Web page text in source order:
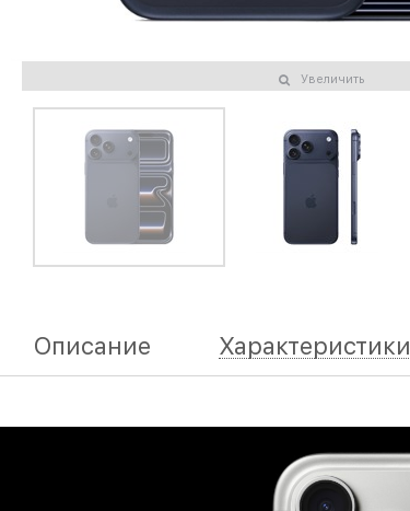
Увеличить
Описание Характеристики